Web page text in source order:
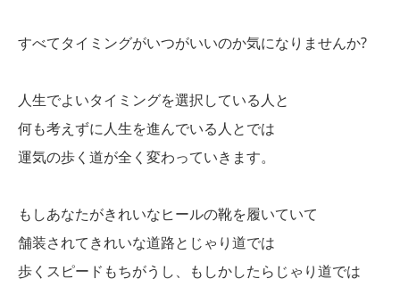
すべてタイミングがいつがいいのか気になりませんか?
人生でよいタイミングを選択している人と
何も考えずに人生を進んでいる人とでは
運気の歩く道が全く変わっていきます。
もしあなたがきれいなヒールの靴を履いていて
舗装されてきれいな道路とじゃり道では
歩くスピードもちがうし、もしかしたらじゃり道では